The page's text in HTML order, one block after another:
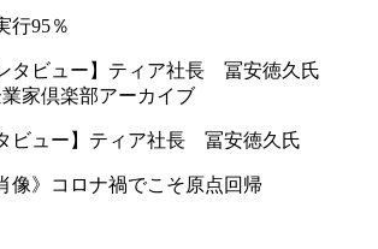
行95％
家倶楽部アーカイブ
ビュー】ティア社長 冨安徳久氏
像》コロナ禍でこそ原点回帰